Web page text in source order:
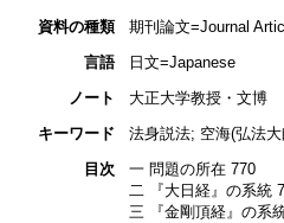
資料の種類
期刊論文=Journal
言語
日文=Japanese
ノート
大正大学教授・文博
キーワード
法身説法; 空海(弘法
目次
一 問題の所在 770
二 『大日経』の系統
三 『金剛頂経』の系